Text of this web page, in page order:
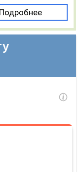
Подробнее